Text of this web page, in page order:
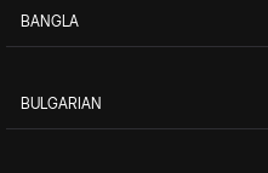
BANGLA
BULGARIAN